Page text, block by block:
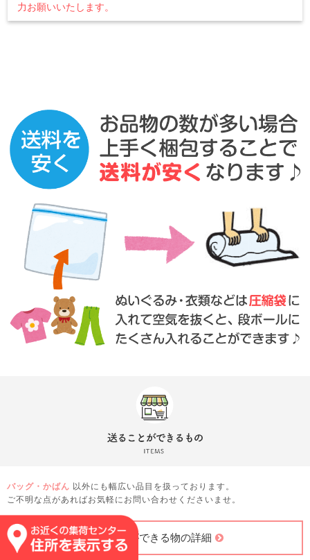
力お願いいたします。
バッグ・かばん 以外にも幅広い品目を扱っております。
ご不明な点があればお気軽にお問い合わせくださいませ。
送ることができる物の詳細